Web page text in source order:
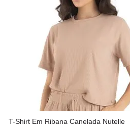
T-Shirt Em Ribana Canelada Nutelle